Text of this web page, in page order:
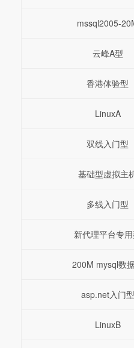
mssql2005-
云峰A型
香港体验型
LinuxA
双线入门型
基础型虚拟主
多线入门型
新代理平台专
200M mysql数
asp.net入门型
LinuxB